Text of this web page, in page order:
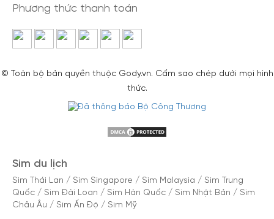
Phương thức thanh toán
© Toàn bộ bản quyền thuộc Gody.vn. Cấm sao chép dưới mọi hình
thức.
Sim du lịch
Sim Thái Lan / Sim Singapore / Sim Malaysia / Sim Trung
Quốc / Sim Đài Loan / Sim Hàn Quốc / Sim Nhật Bản / Sim
Châu Âu / Sim Ấn Độ / Sim Mỹ